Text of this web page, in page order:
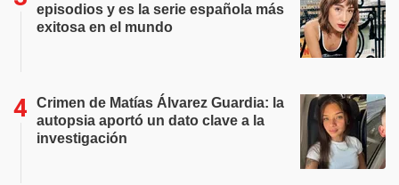
episodios y es la serie española más
exitosa en el mundo
Crimen de Matías Álvarez Guardia: la
autopsia aportó un dato clave a la
investigación